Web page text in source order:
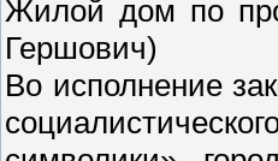
Жилой дом по
Гершович)
Во исполнение